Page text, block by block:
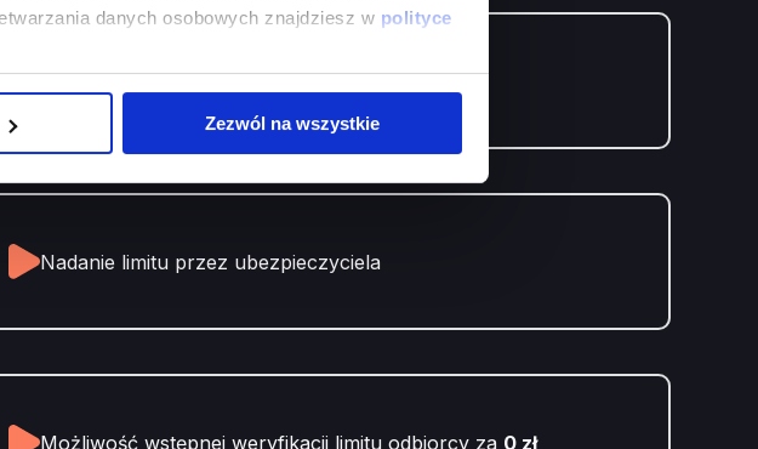
danych osobowych znajdziesz w polityce
Zezwól na wszystkie
Działalność prowadzonamin. 6 miesięcy
Nadanie limitu przez ubezpieczyciela
Możliwość wstępnej weryfikacji limitu odbiorcy za 0 zł